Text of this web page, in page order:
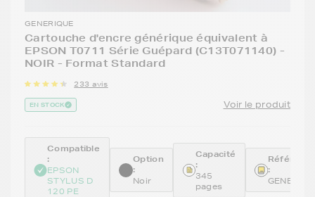
GENERIQUE
Cartouche d'encre générique équivalent à
EPSON T0711 Série Guépard (C13T071140) -
NOIR - Format Standard
233 avis
EN STOCK Voir le produit
Compatible
:
EPSON
STYLUS D
120 PE
Option
:
Noir
Capacité
:
345
pages
:
GENE711